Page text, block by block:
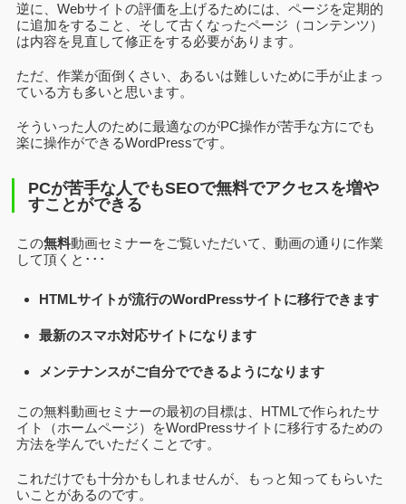
逆に、Webサイトの評価を上げるためには、ページを定期的
に追加をすること、そして古くなったページ（コンテンツ）
は内容を見直して修正をする必要があります。
ただ、作業が面倒くさい、あるいは難しいために手が止まっ
ている方も多いと思います。
そういった人のために最適なのがPC操作が苦手な方にでも
楽に操作ができるWordPressです。
PCが苦手な人でもSEOで無料でアクセスを増や
すことができる
この無料動画セミナーをご覧いただいて、動画の通りに作業
して頂くと･･･
HTMLサイトが流行のWordPressサイトに移行できます
最新のスマホ対応サイトになります
メンテナンスがご自分でできるようになります
この無料動画セミナーの最初の目標は、HTMLで作られたサ
イト（ホームページ）をWordPressサイトに移行するための
方法を学んでいただくことです。
これだけでも十分かもしれませんが、もっと知ってもらいた
いことがあるのです。